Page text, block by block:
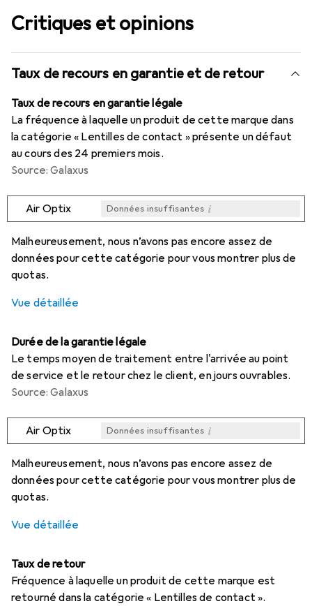
Critiques et opinions
Taux de recours en garantie et de retour
Taux de recours en garantie légale
La fréquence à laquelle un produit de cette marque dans
la catégorie « Lentilles de contact » présente un défaut
au cours des 24 premiers mois.
Source: Galaxus
Air Optix Données insuffisantes i
i
i
i
i
Malheureusement, nous n’avons pas encore assez de
données pour cette catégorie pour vous montrer plus de
quotas.
Vue détaillée
Durée de la garantie légale
Le temps moyen de traitement entre l'arrivée au point
de service et le retour chez le client, en jours ouvrables.
Source: Galaxus
Air Optix Données insuffisantes i
i
i
i
i
Malheureusement, nous n’avons pas encore assez de
données pour cette catégorie pour vous montrer plus de
quotas.
Vue détaillée
Taux de retour
Fréquence à laquelle un produit de cette marque est
retourné dans la catégorie « Lentilles de contact ».